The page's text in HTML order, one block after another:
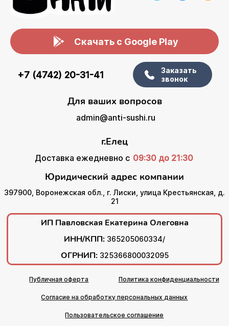
Скачать с Google Play
+7 (4742) 20-31-41
Заказать
звонок
Для ваших вопросов
admin@anti-sushi.ru
г.Елец
Доставка ежедневно с 09:30 до 21:30
Юридический адрес компании
397900, Воронежская обл., г. Лиски, улица Крестьянская, д.
21
ИП Павловская Екатерина Олеговна
ИНН/КПП: 365205060334/
ОГРНИП: 325366800032095
Публичная оферта Политика конфиденциальности
Согласие на обработку персональных данных
Пользовательское соглашение